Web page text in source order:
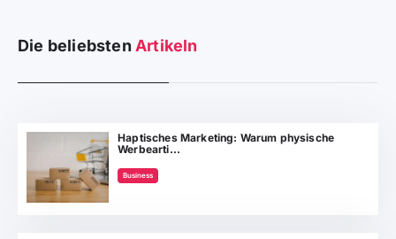
Die beliebsten Artikeln
Haptisches Marketing: Warum physische
Werbearti...
Business